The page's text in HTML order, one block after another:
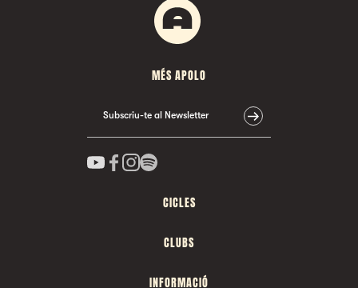
MÉS APOLO
Subscriu-te al Newsletter
CICLES
CLUBS
INFORMACIÓ